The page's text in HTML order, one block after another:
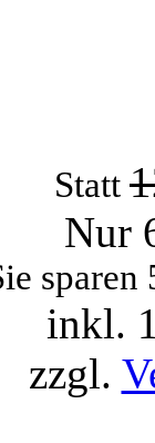
Statt
Nur
inkl.
zzgl.